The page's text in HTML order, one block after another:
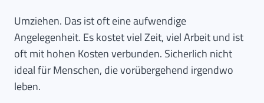
Umziehen. Das ist oft eine aufwendige
Angelegenheit. Es kostet viel Zeit, viel Arbeit und ist
oft mit hohen Kosten verbunden. Sicherlich nicht
ideal für Menschen, die vorübergehend irgendwo
leben.